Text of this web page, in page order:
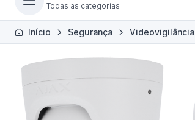
Todas as categorias
Todas as categorias
Início Segurança Videovigilância